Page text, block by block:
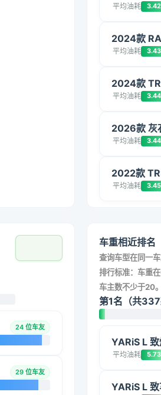
平均油耗 3.42
2024款
平均油耗 3.43
2024款
平均油耗 3.44
2026款 灰
平均油耗 3.44
2022款
平均油耗 3.45
24 位车友
29 位车友
车重相近排名
查询车型在同一
排行标准：车重
车主数不少于20。
第1名（共337
YARiS L
平均油耗 5.73
YARiS L